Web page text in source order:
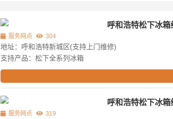
呼和浩特松下冰
服务网点 304
地址：呼和浩特新城区(支持上门维修)
支持产品：松下全系列冰箱
呼和浩特松下冰
服务网点 319